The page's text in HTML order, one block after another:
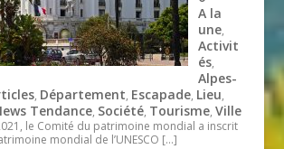
A la
une,
Activit
és,
Alpes-
, Département, Escapade, Lieu,
Tendance, Société, Tourisme,Ville
le Comité du patrimoine mondial a inscrit
mondial de l’UNESCO […]